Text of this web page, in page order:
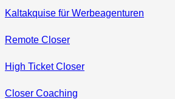
Kaltakquise für Werbeagenturen
Remote Closer
High Ticket Closer
Closer Coaching